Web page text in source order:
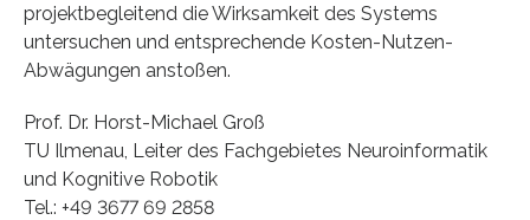
projektbegleitend die Wirksamkeit des Systems
untersuchen und entsprechende Kosten-Nutzen-
Abwägungen anstoßen.
Prof. Dr. Horst-Michael Groß
TU Ilmenau, Leiter des Fachgebietes Neuroinformatik
und Kognitive Robotik
Tel.: +49 3677 69 2858